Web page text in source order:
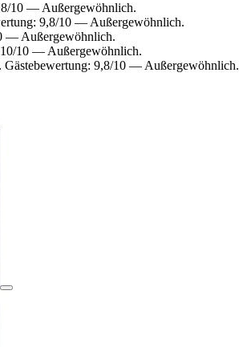
10 — Außergewöhnlich.
9,8/10 — Außergewöhnlich.
— Außergewöhnlich.
10 — Außergewöhnlich.
9,8/10 — Außergewöhnlich.